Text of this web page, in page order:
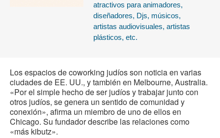
atractivos para animadores,
diseñadores, Djs, músicos,
artistas audiovisuales, artistas
plásticos, etc.
Los espacios de coworking judíos son noticia en varias
ciudades de EE. UU., y también en Melbourne, Australia.
«Por el simple hecho de ser judíos y trabajar junto con
otros judíos, se genera un sentido de comunidad y
conexión», afirma un miembro de uno de ellos en
Chicago. Su fundador describe las relaciones como
«más kibutz».